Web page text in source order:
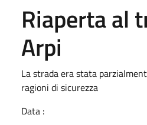
Riaperta al
Arpi
La strada era stata
ragioni di sicurezza
Data :